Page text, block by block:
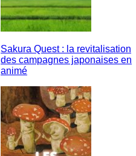
Sakura Quest : la revitalisation
des campagnes japonaises en
animé